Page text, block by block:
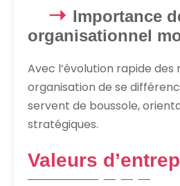
Importance
organisationnel
Avec l’évolution rapide
organisation de se
servent de boussole,
stratégiques.
Valeurs